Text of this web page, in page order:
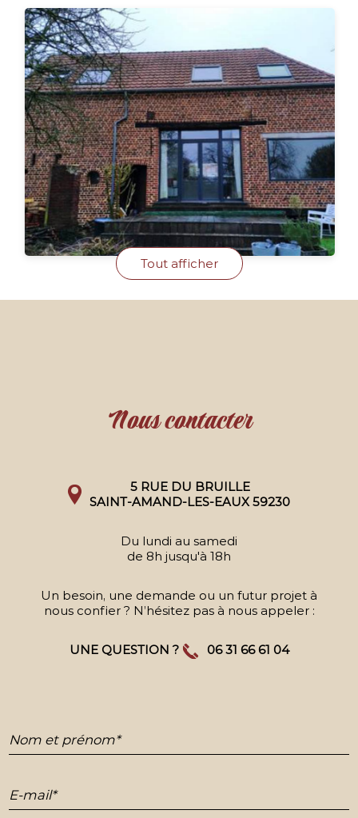
Tout afficher
Nom et prénom*
E-mail*
Nous contacter
5 RUE DU BRUILLE
SAINT-AMAND-LES-EAUX 59230
Du lundi au samedi
de 8h jusqu'à 18h
Un besoin, une demande ou un futur projet à
nous confier ? N’hésitez pas à nous appeler :
UNE QUESTION ? 06 31 66 61 04